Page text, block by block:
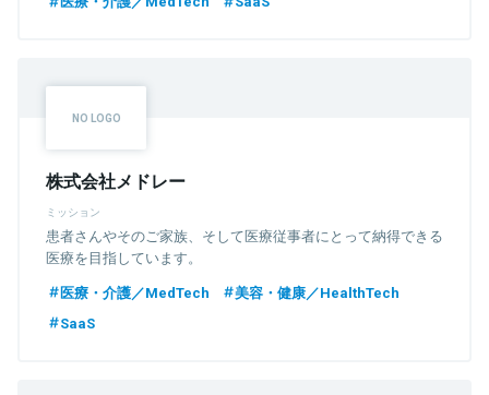
株式会社メドレー
ミッション
患者さんやそのご家族、そして医療従事者にとって納得できる
医療を目指しています。
医療・介護／MedTech
美容・健康／HealthTech
SaaS